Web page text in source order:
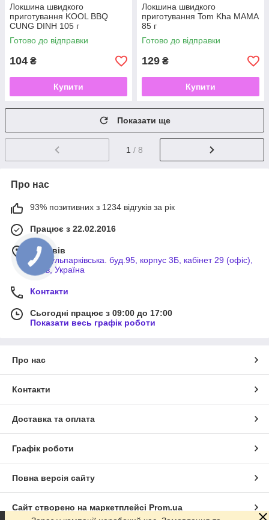
Локшина швидкого
приготування KOOL BBQ
CUNG DINH 105 г
Готово до відправки
104 ₴
Купити
Локшина швидкого
приготування Tom Kha MAMA
85 г
Готово до відправки
129 ₴
Купити
Показати ще
1 / 8
Про нас
93% позитивних з 1234 відгуків за рік
Працює з 22.02.2016
м. Львів
вул.Кульпарківська. буд.95, корпус 3Б, кабінет 29 (офіс),
Львів, Україна
Контакти
Сьогодні працює з 09:00 до 17:00
Показати весь графік роботи
Про нас
Контакти
Доставка та оплата
Графік роботи
Повна версія сайту
Сайт створено на маркетплейсі Prom.ua